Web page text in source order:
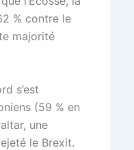
% contre le
majorité
s’est
(59 % en
une
le Brexit.